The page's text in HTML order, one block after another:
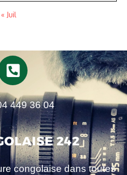
« Juil
449 36 04
congolaise dans toutes